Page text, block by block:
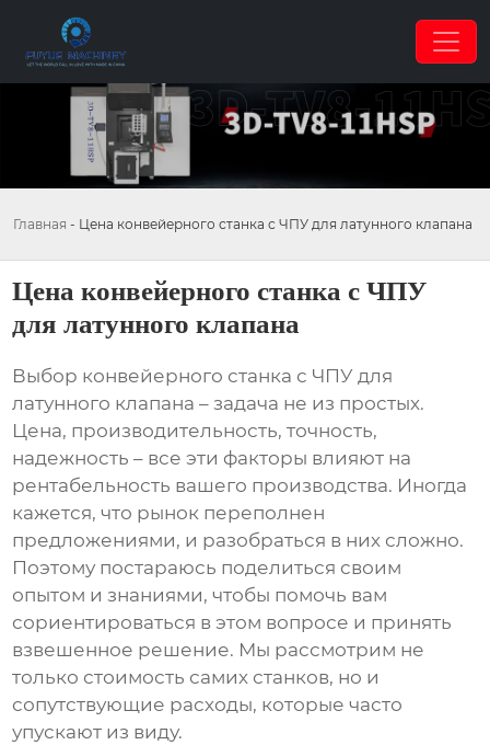
Главная - Цена конвейерного станка с ЧПУ для латунного клапана
Цена конвейерного станка с ЧПУ
для латунного клапана
Выбор конвейерного станка с ЧПУ для
латунного клапана – задача не из простых.
Цена, производительность, точность,
надежность – все эти факторы влияют на
рентабельность вашего производства. Иногда
кажется, что рынок переполнен
предложениями, и разобраться в них сложно.
Поэтому постараюсь поделиться своим
опытом и знаниями, чтобы помочь вам
сориентироваться в этом вопросе и принять
взвешенное решение. Мы рассмотрим не
только стоимость самих станков, но и
сопутствующие расходы, которые часто
упускают из виду.